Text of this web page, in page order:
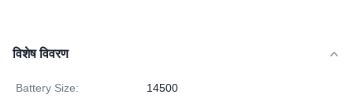
विशेष विवरण
Battery Size: 14500